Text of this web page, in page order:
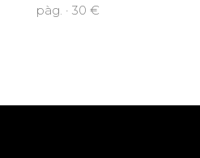
pàg. · 30 €